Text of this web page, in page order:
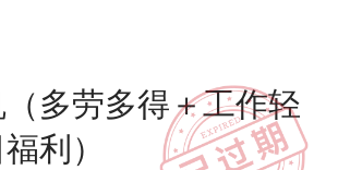
多劳多得＋工作轻
利）